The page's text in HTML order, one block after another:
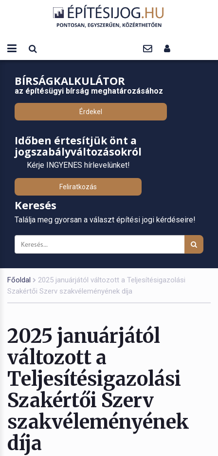
BÍRSÁGKALKULÁTOR
az építésügyi bírság meghatározásához
Érdekel
Időben értesítjük önt a
jogszabályváltozásokról
Kérje INGYENES hírlevelünket!
Feliratkozás
Keresés
Találja meg gyorsan a választ építési jogi kérdéseire!
Főoldal
2025 januárjától változott a Teljesítésigazolási
Szakértői Szerv szakvéleményének díja
2025 januárjától
változott a
Teljesítésigazolási
Szakértői Szerv
szakvéleményének
díja